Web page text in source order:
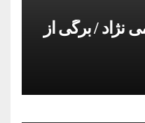
/ برگی از